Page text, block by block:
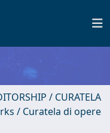
/ CURATELA
/ Curatela di opere